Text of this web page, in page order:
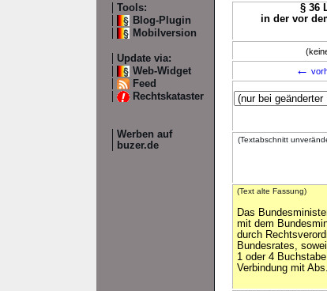
Tools:
Blog-Plugin
Mobilversion
Update via:
Web-Widget
Feed
Rechtskataster
Werben auf
buzer.de
§ 36
in der vor
←
(Textabschnitt
(Text alte Fassung)
Das
mit dem
durch
Bundesrates,
1 oder 4
Verbindung mit